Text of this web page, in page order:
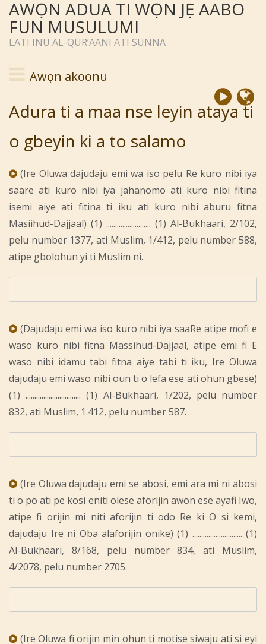
AWỌN ADUA TI WỌN JẸ AABO
FUN MUSULUMI
LATI INU AL-QUR’AANI ATI SUNNA
Awọn akoonu
Adura ti a maa nse leyin ataya ti
o gbeyin ki a to salamo
(Ire Oluwa dajudaju emi wa iso pelu Re kuro nibi iya
saare ati kuro nibi iya jahanomo ati kuro nibi fitina
isemi aiye ati fitina ti iku ati kuro nibi aburu fitna
Masiihud-Dajjaal) (1) ......................... (1) Al-Bukhaari, 2/102,
pelu number 1377, ati Muslim, 1/412, pelu number 588,
atipe gbolohun yi ti Muslim ni.
(Dajudaju emi wa iso kuro nibi iya saaRe atipe mofi e
waso kuro nibi fitna Massihud-Dajjaal, atipe emi fi E
waso nibi idamu tabi fitna aiye tabi ti iku, Ire Oluwa
dajudaju emi waso nibi oun ti o lefa ese ati ohun gbese)
(1) ............................... (1) Al-Bukhaari, 1/202, pelu number
832, ati Muslim, 1.412, pelu number 587.
(Ire Oluwa dajudaju emi se abosi, emi ara mi ni abosi
ti o po ati pe kosi eniti olese aforijin awon ese ayafi Iwo,
atipe fi orijin mi niti aforijin ti odo Re ki O si kemi,
dajudaju Ire ni Oba alaforijin onike) (1) ............................ (1)
Al-Bukhaari, 8/168, pelu number 834, ati Muslim,
4/2078, pelu number 2705.
(Ire Oluwa fi orijin min ohun ti motise siwaju ati si eyi